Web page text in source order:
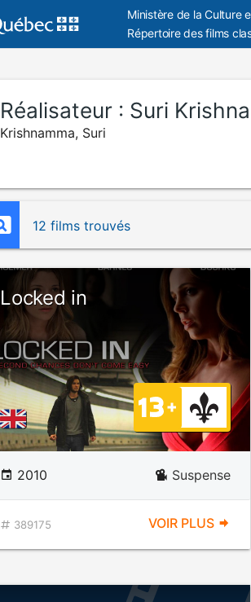
Ministère de la Culture
Répertoire des films
Réalisateur : Suri
Krishnamma, Suri
12 films trouvés
Locked in
2010 Suspense
389175 VOIR PLUS